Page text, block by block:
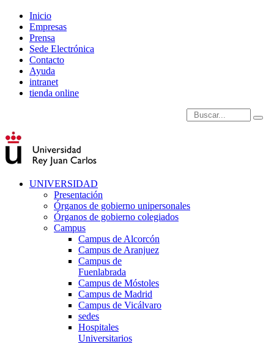
Inicio
Empresas
Prensa
Sede Electrónica
Contacto
Ayuda
intranet
tienda online
Introduce términos de
UNIVERSIDAD
Presentación
Órganos de gobierno unipersonales
Órganos de gobierno colegiados
Campus
Campus de Alcorcón
Campus de Aranjuez
Campus de
Fuenlabrada
Campus de Móstoles
Campus de Madrid
Campus de Vicálvaro
sedes
Hospitales
Universitarios